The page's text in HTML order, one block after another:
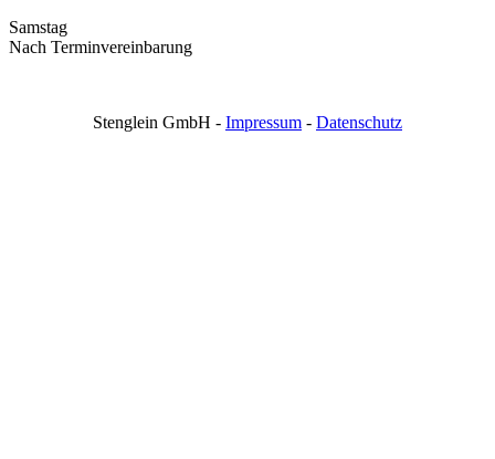
Samstag
Nach Terminvereinbarung
Stenglein GmbH - Impressum - Datenschutz